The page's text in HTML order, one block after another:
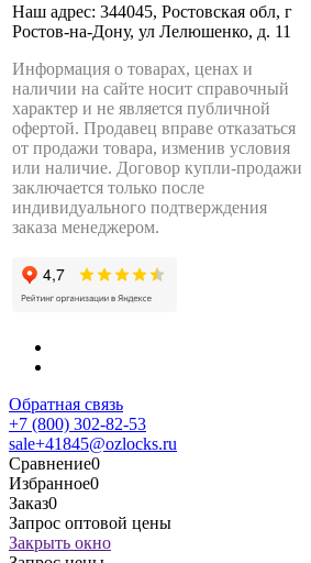
Наш адрес: 344045, Ростовская обл, г
Ростов-на-Дону, ул Лелюшенко, д. 11
Информация о товарах, ценах и
наличии на сайте носит справочный
характер и не является публичной
офертой. Продавец вправе отказаться
от продажи товара, изменив условия
или наличие. Договор купли-продажи
заключается только после
индивидуального подтверждения
заказа менеджером.
Обратная связь
+7 (800) 302-82-53
sale+41845@ozlocks.ru
Сравнение0
Избранное0
Заказ0
Запрос оптовой цены
Закрыть окно